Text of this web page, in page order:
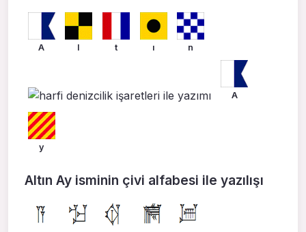
A l t ı n
A
y
Altın Ay isminin çivi alfabesi ile yazılışı